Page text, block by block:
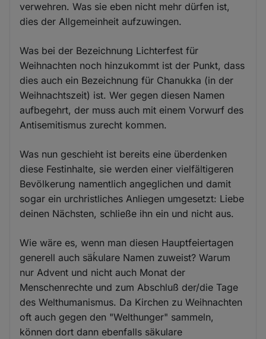
verwehren. Was sie eben nicht mehr dürfen ist,
dies der Allgemeinheit aufzuwingen.
Was bei der Bezeichnung Lichterfest für
Weihnachten noch hinzukommt ist der Punkt, dass
dies auch ein Bezeichnung für Chanukka (in der
Weihnachtszeit) ist. Wer gegen diesen Namen
aufbegehrt, der muss auch mit einem Vorwurf des
Antisemitismus zurecht kommen.
Was nun geschieht ist bereits eine überdenken
diese Festinhalte, sie werden einer vielfältigeren
Bevölkerung namentlich angeglichen und damit
sogar ein urchristliches Anliegen umgesetzt: Liebe
deinen Nächsten, schließe ihn ein und nicht aus.
Wie wäre es, wenn man diesen Hauptfeiertagen
generell auch säḱulare Namen zuweist? Warum
nur Advent und nicht auch Monat der
Menschenrechte und zum Abschluß der/die Tage
des Welthumanismus. Da Kirchen zu Weihnachten
oft auch gegen den "Welthunger" sammeln,
können dort dann ebenfalls säkulare